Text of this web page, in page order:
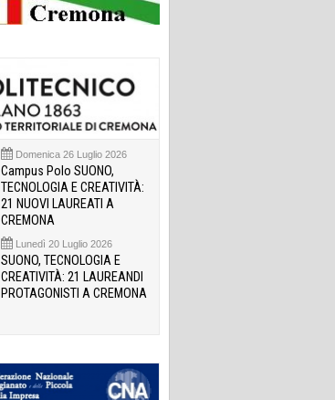
Domenica 26 Luglio 2026
Campus Polo SUONO,
TECNOLOGIA E CREATIVITÀ:
21 NUOVI LAUREATI A
CREMONA
Lunedì 20 Luglio 2026
SUONO, TECNOLOGIA E
CREATIVITÀ: 21 LAUREANDI
PROTAGONISTI A CREMONA